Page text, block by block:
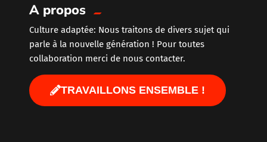
A propos
Culture adaptée: Nous traitons de divers sujet qui
parle à la nouvelle génération ! Pour toutes
collaboration merci de nous contacter.
TRAVAILLONS ENSEMBLE !